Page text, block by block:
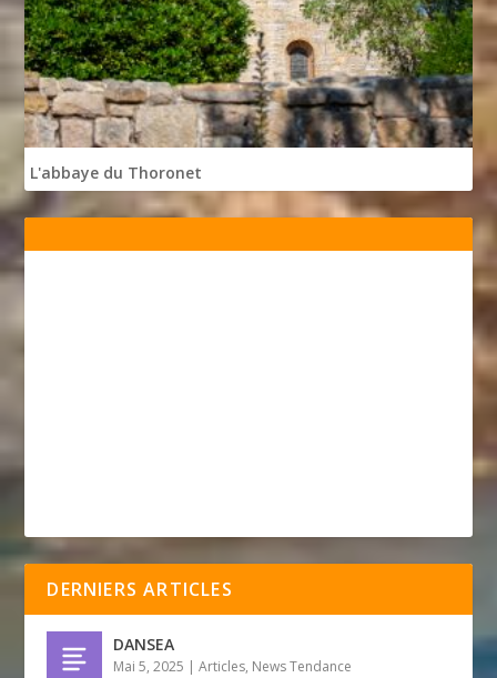
L'abbaye du Thoronet
DERNIERS ARTICLES
DANSEA
Mai 5, 2025 |Articles, News Tendance